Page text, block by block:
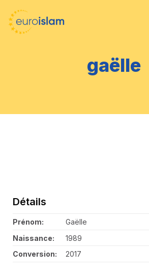
gaëlle
Détails
Prénom:
Gaëlle
Naissance:
1989
Conversion:
2017